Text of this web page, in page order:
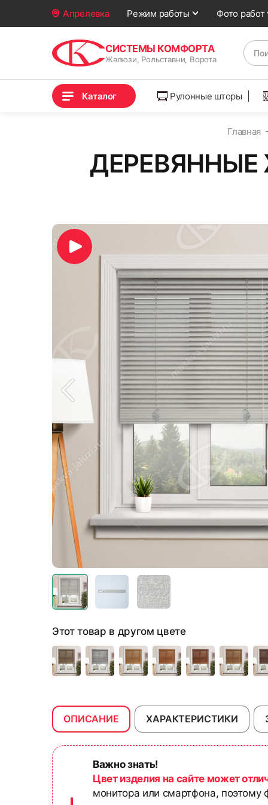
Апрелевка Режим работы Фото работ
СИСТЕМЫ КОМФОРТА
Жалюзи, Рольставни, Ворота
Каталог Рулонные шторы
Главная
ДЕРЕВЯННЫЕ
Этот товар в другом цвете
ОПИСАНИЕ ХАРАКТЕРИСТИКИ
Важно знать!
Цвет изделия на сайте может
монитора или смартфона, поэтому